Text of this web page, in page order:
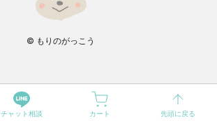
© もりのがっこう
チャット相談 カート 先頭に戻る